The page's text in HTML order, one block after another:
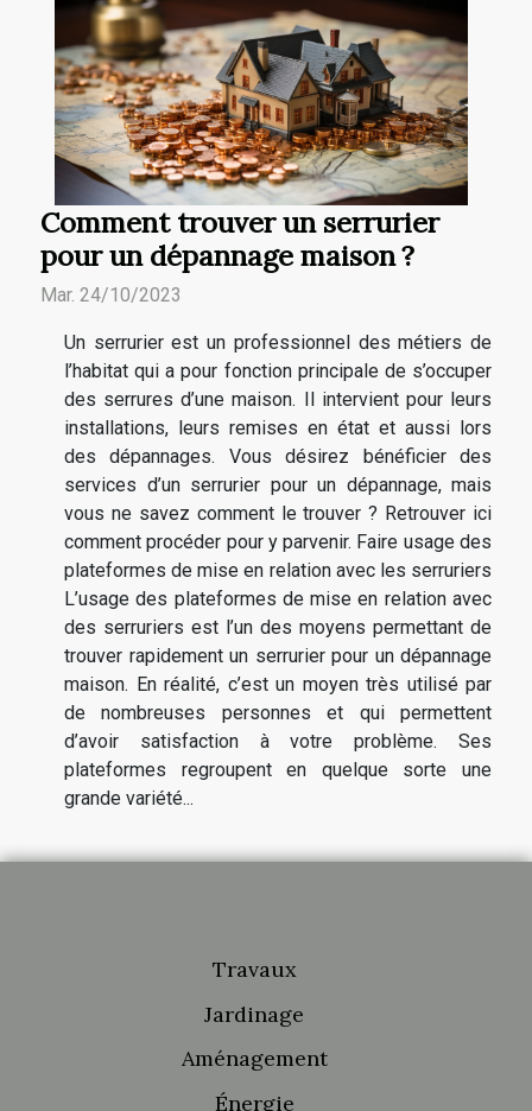
Comment trouver un serrurier
pour un dépannage maison ?
Mar. 24/10/2023
Un serrurier est un professionnel des métiers de
l’habitat qui a pour fonction principale de s’occuper
des serrures d’une maison. Il intervient pour leurs
installations, leurs remises en état et aussi lors
des dépannages. Vous désirez bénéficier des
services d’un serrurier pour un dépannage, mais
vous ne savez comment le trouver ? Retrouver ici
comment procéder pour y parvenir. Faire usage des
plateformes de mise en relation avec les serruriers
L’usage des plateformes de mise en relation avec
des serruriers est l’un des moyens permettant de
trouver rapidement un serrurier pour un dépannage
maison. En réalité, c’est un moyen très utilisé par
de nombreuses personnes et qui permettent
d’avoir satisfaction à votre problème. Ses
plateformes regroupent en quelque sorte une
grande variété...
Travaux
Jardinage
Aménagement
Énergie